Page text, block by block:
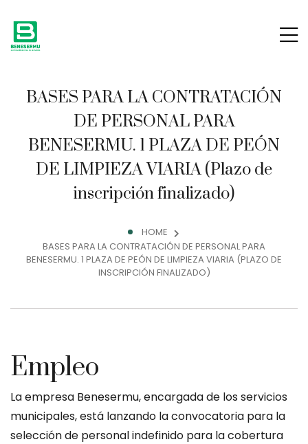
BASES PARA LA CONTRATACIÓN
DE PERSONAL PARA
BENESERMU. 1 PLAZA DE PEÓN
DE LIMPIEZA VIARIA (Plazo de
inscripción finalizado)
HOME
BASES PARA LA CONTRATACIÓN DE PERSONAL PARA
BENESERMU. 1 PLAZA DE PEÓN DE LIMPIEZA VIARIA (PLAZO DE
INSCRIPCIÓN FINALIZADO)
Empleo
La empresa Benesermu, encargada de los servicios
municipales, está lanzando la convocatoria para la
selección de personal indefinido para la cobertura